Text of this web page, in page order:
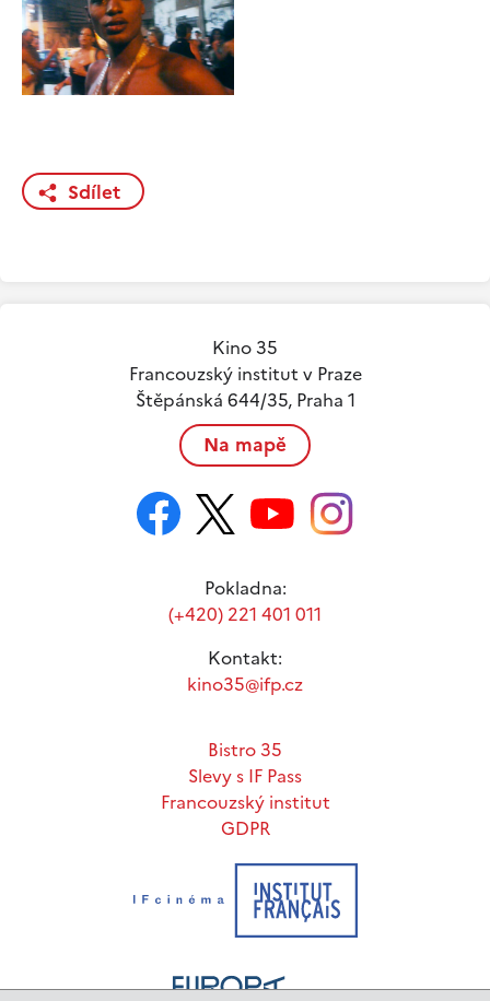
Sdílet
Kino 35
Francouzský institut v Praze
Štěpánská 644/35, Praha 1
Na mapě
Pokladna:
(+420) 221 401 011
Kontakt:
kino35@ifp.cz
Bistro 35
Slevy s IF Pass
Francouzský institut
GDPR